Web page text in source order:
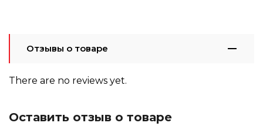
Отзывы о товаре
There are no reviews yet.
Оставить отзыв о товаре